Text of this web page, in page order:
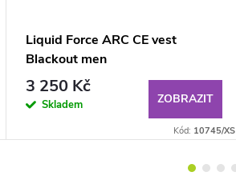
Liquid Force ARC CE vest
Blackout men
3 250 Kč
Skladem ZOBRAZIT
Kód: 10745/XS